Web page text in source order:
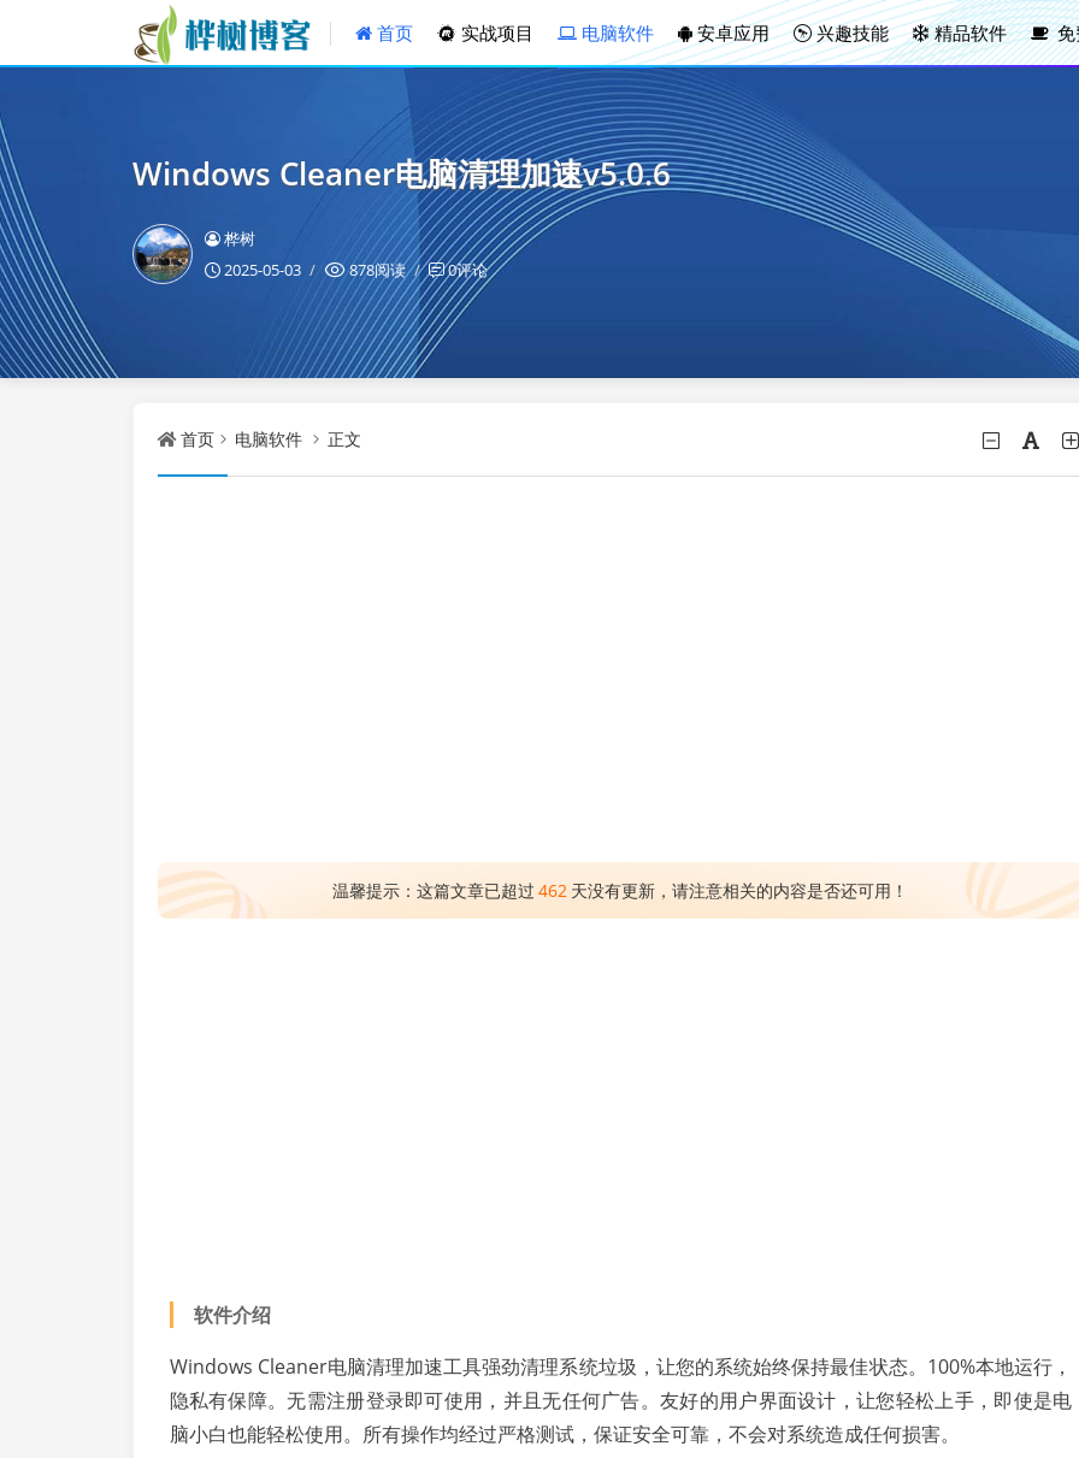
首页 实战项目 电脑软件 安卓应用 兴趣技能 精品软件 免
Windows Cleaner电脑清理加速v5.0.6
桦树
2025-05-03
878阅读 0评论
首页 电脑软件 正文
温馨提示：这篇文章已超过 462 天没有更新，请注意相关的内容是否还可用！
软件介绍
Windows Cleaner电脑清理加速工具强劲清理系统垃圾，让您的系统始终保持最佳状态。100%本地运行，
隐私有保障。无需注册登录即可使用，并且无任何广告。友好的用户界面设计，让您轻松上手，即使是电
脑小白也能轻松使用。所有操作均经过严格测试，保证安全可靠，不会对系统造成任何损害。